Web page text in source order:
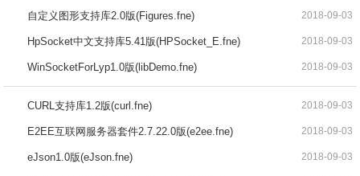
自定义图形支持库2.0版(Figures.fne) 2018-09-03
HpSocket中文支持库5.41版(HPSocket_E.fne) 2018-09-03
WinSocketForLyp1.0版(libDemo.fne) 2018-09-03
CURL支持库1.2版(curl.fne) 2018-09-03
E2EE互联网服务器套件2.7.22.0版(e2ee.fne) 2018-09-03
eJson1.0版(eJson.fne) 2018-09-03